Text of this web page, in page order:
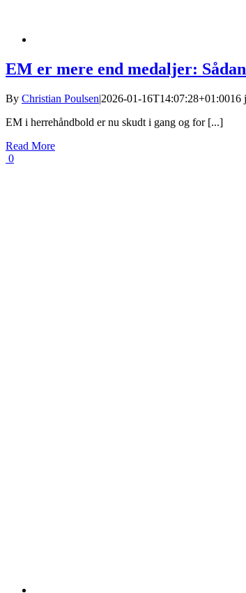
EM er mere end medaljer:
By Christian Poulsen|2026-01-16T14:07:28+01:0016
EM i herrehåndbold er nu skudt i gang og for [...]
Read More
0